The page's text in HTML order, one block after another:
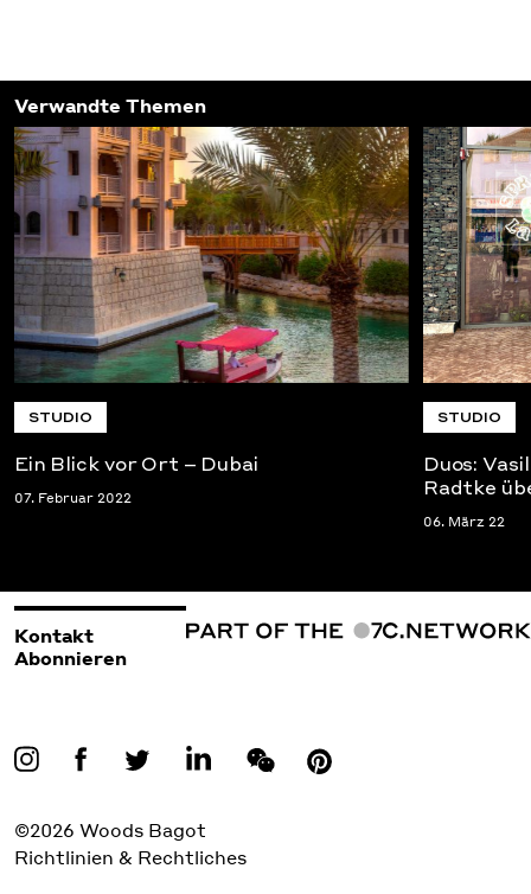
Verwandte Themen
STUDIO
Ein Blick vor Ort – Dubai
07. Februar 2022
STUDIO
Duos:
Radtke
06. März 22
Kontakt
Abonnieren
©2026 Woods Bagot
Richtlinien & Rechtliches